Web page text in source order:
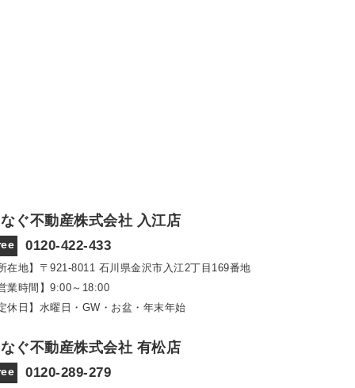
ぐ不動産株式会社 入江店
0120-422-433
在地】〒921‐8011 石川県金沢市入江2丁目169番地
営業時間】9:00～18:00
定休日】水曜日・GW・お盆・年末年始
ぐ不動産株式会社 有松店
0120-289-279